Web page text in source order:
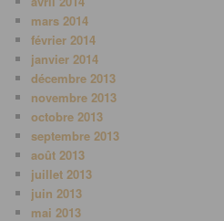
mars 2014
février 2014
janvier 2014
décembre 2013
novembre 2013
octobre 2013
septembre 2013
août 2013
juillet 2013
juin 2013
mai 2013